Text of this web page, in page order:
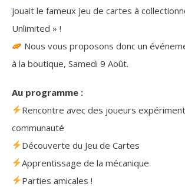
jouait le fameux jeu de cartes à
Unlimited » !
Nous vous proposons donc un
à la boutique, Samedi 9 Août.
Au programme :
Rencontre avec des joueurs
communauté
Découverte du Jeu de Cartes
Apprentissage de la mécanique
Parties amicales !